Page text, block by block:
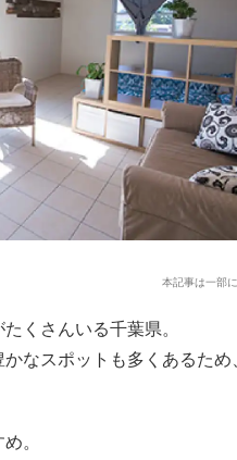
本記事は一部
くさんいる千葉県。
なスポットも多くあるた
。